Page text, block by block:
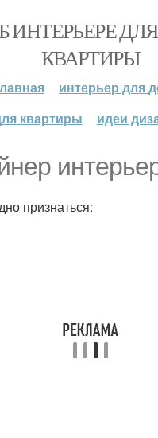
ИНТЕРЬЕРЕ
КВАРТИРЫ
интерьер для
квартиры
идеи
признаться: